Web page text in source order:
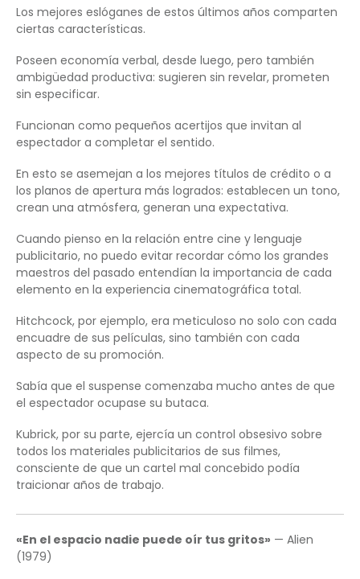
Los mejores eslóganes de estos últimos años comparten
ciertas características.
Poseen economía verbal, desde luego, pero también
ambigüedad productiva: sugieren sin revelar, prometen
sin especificar.
Funcionan como pequeños acertijos que invitan al
espectador a completar el sentido.
En esto se asemejan a los mejores títulos de crédito o a
los planos de apertura más logrados: establecen un tono,
crean una atmósfera, generan una expectativa.
Cuando pienso en la relación entre cine y lenguaje
publicitario, no puedo evitar recordar cómo los grandes
maestros del pasado entendían la importancia de cada
elemento en la experiencia cinematográfica total.
Hitchcock, por ejemplo, era meticuloso no solo con cada
encuadre de sus películas, sino también con cada
aspecto de su promoción.
Sabía que el suspense comenzaba mucho antes de que
el espectador ocupase su butaca.
Kubrick, por su parte, ejercía un control obsesivo sobre
todos los materiales publicitarios de sus filmes,
consciente de que un cartel mal concebido podía
traicionar años de trabajo.
«En el espacio nadie puede oír tus gritos» — Alien
(1979)